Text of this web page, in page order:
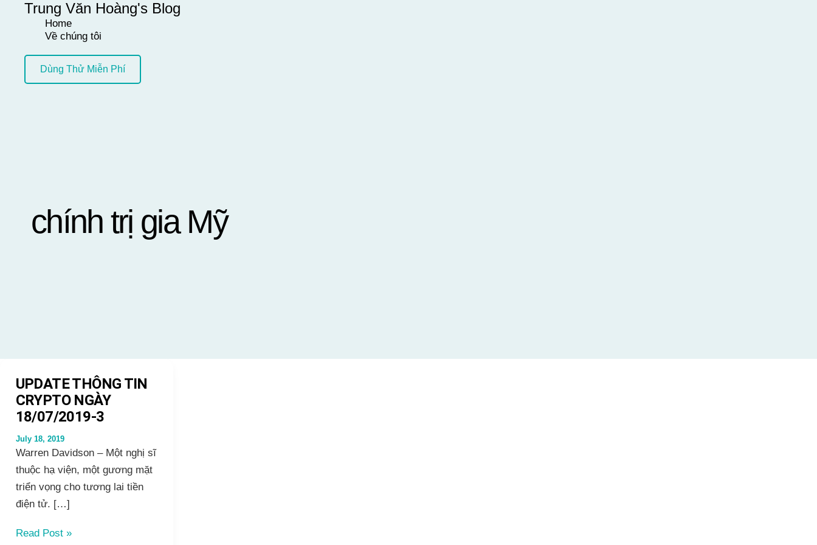
Trung Văn Hoàng's Blog
Home
Về chúng tôi
Dùng Thử Miễn Phí
chính trị gia Mỹ
UPDATE THÔNG TIN
CRYPTO NGÀY
18/07/2019-3
July 18, 2019
Warren Davidson – Một nghị sĩ
thuộc hạ viện, một gương mặt
triển vọng cho tương lai tiền
điện tử. […]
UPDATE
Read Post »